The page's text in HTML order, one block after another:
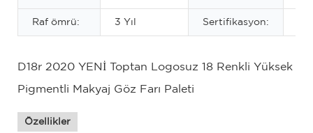
Raf ömrü: 3 Yıl Sertifikasyon:
D18r 2020 YENİ Toptan Logosuz 18 Renkli Yüksek
Pigmentli Makyaj Göz Farı Paleti
Özellikler